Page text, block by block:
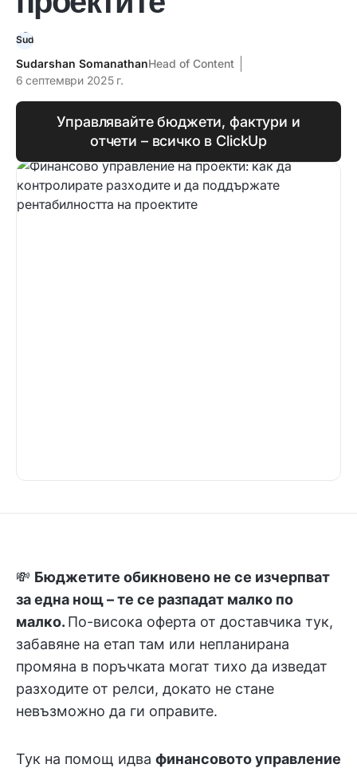
Sudarshan SomanathanHead of Content
6 септември 2025 г.
Управлявайте бюджети, фактури и
отчети – всичко в ClickUp
💸 Бюджетите обикновено не се изчерпват
за една нощ – те се разпадат малко по
малко. По-висока оферта от доставчика тук,
забавяне на етап там или непланирана
промяна в поръчката могат тихо да изведат
разходите от релси, докато не стане
невъзможно да ги оправите.
Тук на помощ идва финансовото управление